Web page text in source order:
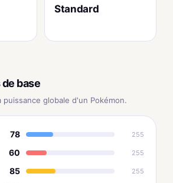
Standard
base
globale d'un Pokémon.
78 255
60 255
85 255